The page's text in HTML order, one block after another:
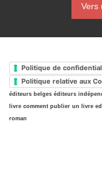
Vers
Politique de
Politique relative aux
éditeurs belges éditeurs
livre comment publier un livre
roman